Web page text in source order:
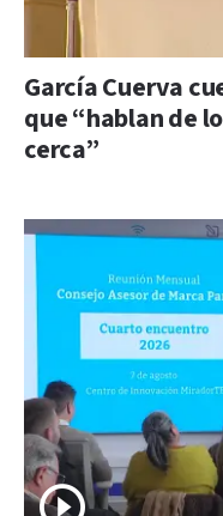
García Cuerva
que “hablan de
cerca”